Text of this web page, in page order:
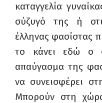
καταγγελία
σύζυγό της ή
έλληνας φασίστας
το κάνει εδώ ο
απαύγασμα της
να συνεισφέρει
Μπορούν στη